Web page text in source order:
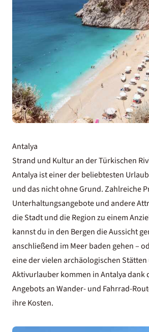
Antalya
Strand und Kultur an der Türkischen
Antalya ist einer der beliebtesten
und das nicht ohne Grund. Zahlreiche
Unterhaltungsangebote und andere
die Stadt und die Region zu einem
kannst du in den Bergen die Aussicht
anschließend im Meer baden gehen –
eine der vielen archäologischen
Aktivurlauber kommen in Antalya dank
Angebots an Wander- und Fahrrad-
ihre Kosten.